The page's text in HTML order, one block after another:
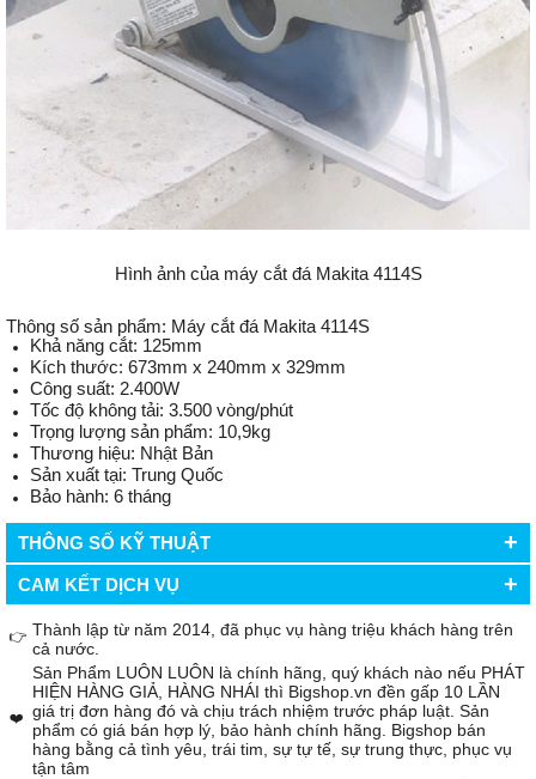
Hình ảnh của máy cắt đá Makita 4114S
Thông số sản phẩm: Máy cắt đá Makita 4114S
Khả năng cắt: 125mm
Kích thước: 673mm x 240mm x 329mm
Công suất: 2.400W
Tốc độ không tải: 3.500 vòng/phút
Trọng lượng sản phẩm: 10,9kg
Thương hiệu: Nhật Bản
Sản xuất tại: Trung Quốc
Bảo hành: 6 tháng
THÔNG SỐ KỸ THUẬT +
CAM KẾT DỊCH VỤ +
👉 Thành lập từ năm 2014, đã phục vụ hàng triệu khách hàng trên
cả nước.
❤️
Sản Phẩm LUÔN LUÔN là chính hãng, quý khách nào nếu PHÁT
HIỆN HÀNG GIẢ, HÀNG NHÁI thì Bigshop.vn đền gấp 10 LẦN
giá trị đơn hàng đó và chịu trách nhiệm trước pháp luật. Sản
phẩm có giá bán hợp lý, bảo hành chính hãng. Bigshop bán
hàng bằng cả tình yêu, trái tim, sự tự tế, sự trung thực, phục vụ
tận tâm